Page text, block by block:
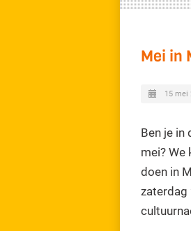
Mei in
15 mei
Ben je in
mei? We
doen in
zaterdag